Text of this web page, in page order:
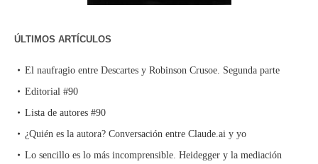
ÚLTIMOS ARTÍCULOS
El naufragio entre Descartes y Robinson Crusoe. Segunda parte
Editorial #90
Lista de autores #90
¿Quién es la autora? Conversación entre Claude.ai y yo
Lo sencillo es lo más incomprensible. Heidegger y la mediación